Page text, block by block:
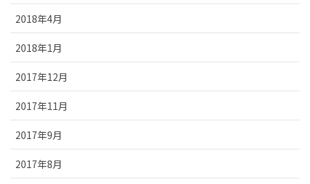
2018年4月
2018年1月
2017年12月
2017年11月
2017年9月
2017年8月